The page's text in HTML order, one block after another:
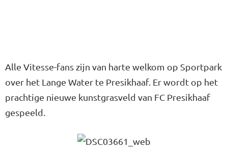
Alle Vitesse-fans zijn van harte welkom op Sportpark
over het Lange Water te Presikhaaf. Er wordt op het
prachtige nieuwe kunstgrasveld van FC Presikhaaf
gespeeld.